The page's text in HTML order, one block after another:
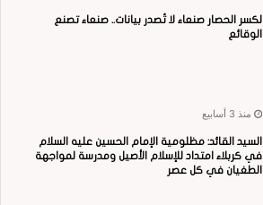
لكسر الحصار صنعاء لا تُصدر بيانات.. صنعاء تصنع
الوقائع
منذ 3 أسابيع
السيد القائد: مظلومية الإمام الحسين عليه السلام
في كربلاء امتداد للإسلام الأصيل ومدرسة لمواجهة
الطغيان في كل عصر